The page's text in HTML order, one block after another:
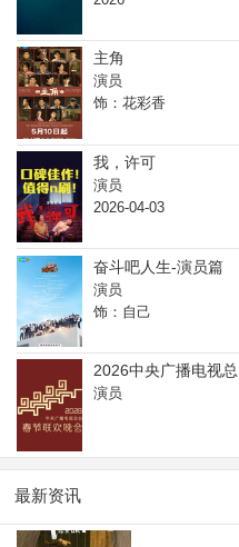
委；出演的电影《开国将帅
的电影《拂乡心》入围上海
日，主演的家庭都市剧《亲
演女主角何雪琳；同月，凭
国电视剧飞天奖优秀女演员
播出。2021年，主演的谍战
年，主演的家庭伦理剧《小
二届北京国际电影节“天坛奖”
主角
演员
饰：花彩香
我，许可
演员
2026-04-03
奋斗吧人生-演员篇
演员
饰：自己
2026中央广播电视
演员
最新资讯